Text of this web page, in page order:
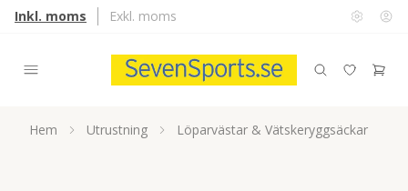
Inkl. moms Exkl. moms
Hem Utrustning Löparvästar & Vätskeryggsäckar